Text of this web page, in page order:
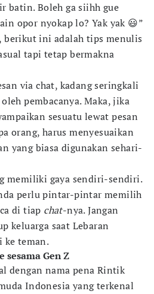
batin. Boleh ga siihh gue
opor nyokap lo? Yak yak 😃”
berikut ini adalah tips menulis
tapi tetap bermakna
via chat, kadang seringkali
pembacanya. Maka, jika
sesuatu lewat pesan
orang, harus menyesuaikan
yang biasa digunakan sehari-
memiliki gaya sendiri-sendiri.
perlu pintar-pintar memilih
di tiap chat-nya. Jangan
keluarga saat Lebaran
ke teman.
Gen Z
dengan nama pena Rintik
Indonesia yang terkenal